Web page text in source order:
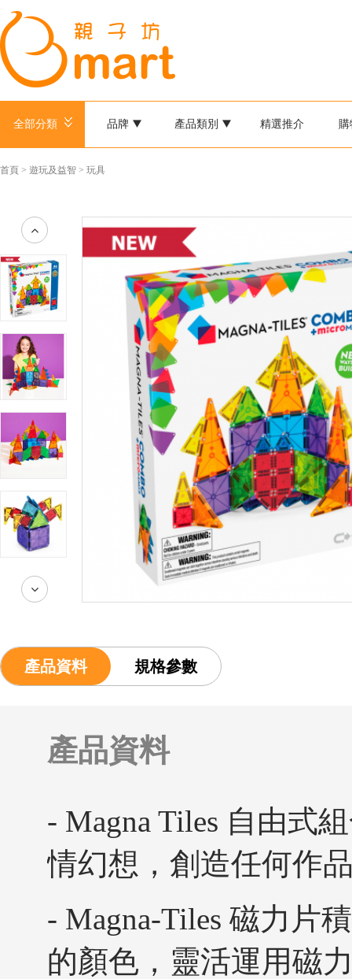
全部分類 品牌 產品類別 精選推介 購
首頁 > 遊玩及益智 > 玩具
產品資料 規格參數
產品資料
- Magna Tiles 自由式
情幻想，創造任何作
- Magna-Tiles 磁力片
的顏色，靈活運用磁